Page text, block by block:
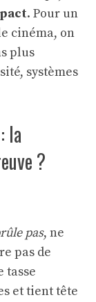
. Pour un
cinéma, on
plus
systèmes
la
?
pas, ne
pas de
tasse
et tient tête